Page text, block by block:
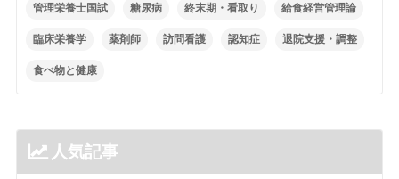
管理栄養士国試 糖尿病 終末期・看取り 給食経営管理論
臨床栄養学 薬剤師 訪問看護 認知症 退院支援・調整
食べ物と健康
人気記事